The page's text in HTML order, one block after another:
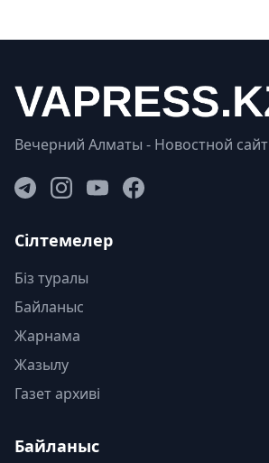
Вечерний Алматы - Новостной сайт
Сілтемелер
Біз туралы
Байланыс
Жарнама
Жазылу
Газет архиві
Байланыс